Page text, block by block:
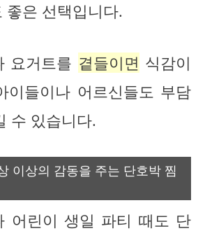
좋은 선택입니다.
요거트를 곁들이면 식감이
이들이나 어르신들도 부담
수 있습니다.
이상의 감동을 주는 단호박 찜
어린이 생일 파티 때도 단